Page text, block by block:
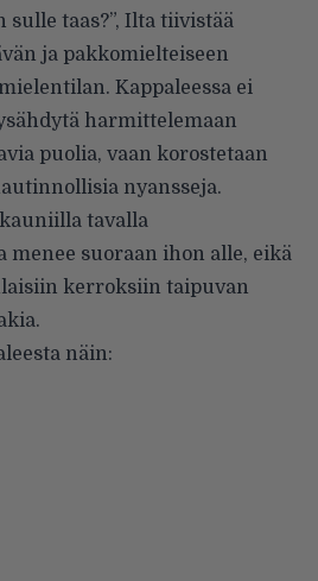
sulle taas?”, Ilta tiivistää
ja pakkomielteiseen
Kappaleessa ei
harmittelemaan
puolia, vaan korostetaan
nyansseja.
tavalla
menee suoraan ihon alle, eikä
kerroksiin taipuvan
näin: